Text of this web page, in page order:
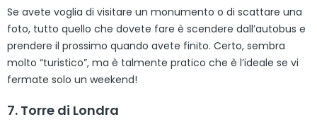
Se avete voglia di visitare un monumento o di scattare una
foto, tutto quello che dovete fare è scendere dall’autobus e
prendere il prossimo quando avete finito. Certo, sembra
molto “turistico”, ma è talmente pratico che è l’ideale se vi
fermate solo un weekend!
7. Torre di Londra